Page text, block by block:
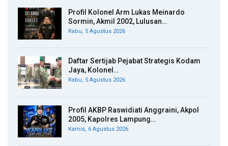
Profil Kolonel Arm Lukas Meinardo
Sormin, Akmil 2002, Lulusan…
Rabu, 5 Agustus 2026
Daftar Sertijab Pejabat Strategis Kodam
Jaya, Kolonel…
Rabu, 5 Agustus 2026
Profil AKBP Raswidiati Anggraini, Akpol
2005, Kapolres Lampung…
Kamis, 6 Agustus 2026